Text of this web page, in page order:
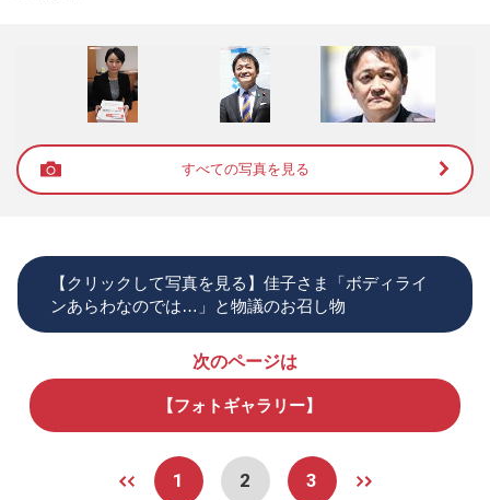
すべての写真を見る
【クリックして写真を見る】佳子さま「ボディライ
ンあらわなのでは…」と物議のお召し物
次のページは
【フォトギャラリー】
1 2 3